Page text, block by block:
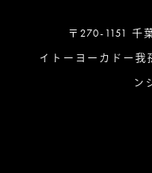
〒270-1151 千
イトーヨーカドー我
ン